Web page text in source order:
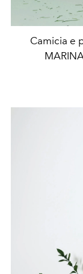
Camicia e